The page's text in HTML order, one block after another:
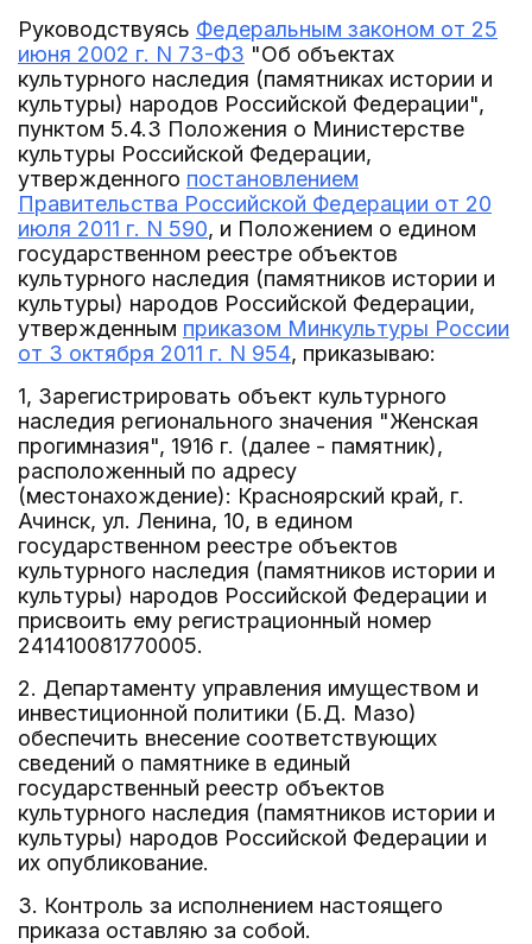
Руководствуясь Федеральным законом от 25
июня 2002 г. N 73-ФЗ "Об объектах
культурного наследия (памятниках истории и
культуры) народов Российской Федерации",
пунктом 5.4.3 Положения о Министерстве
культуры Российской Федерации,
утвержденного постановлением
Правительства Российской Федерации от 20
июля 2011 г. N 590, и Положением о едином
государственном реестре объектов
культурного наследия (памятников истории и
культуры) народов Российской Федерации,
утвержденным приказом Минкультуры России
от 3 октября 2011 г. N 954, приказываю:
1, Зарегистрировать объект культурного
наследия регионального значения "Женская
прогимназия", 1916 г. (далее - памятник),
расположенный по адресу
(местонахождение): Красноярский край, г.
Ачинск, ул. Ленина, 10, в едином
государственном реестре объектов
культурного наследия (памятников истории и
культуры) народов Российской Федерации и
присвоить ему регистрационный номер
241410081770005.
2. Департаменту управления имуществом и
инвестиционной политики (Б.Д. Мазо)
обеспечить внесение соответствующих
сведений о памятнике в единый
государственный реестр объектов
культурного наследия (памятников истории и
культуры) народов Российской Федерации и
их опубликование.
3. Контроль за исполнением настоящего
приказа оставляю за собой.